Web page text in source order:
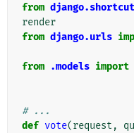
from
render
from django.urls
from .models import
# ...
def vote(request ,